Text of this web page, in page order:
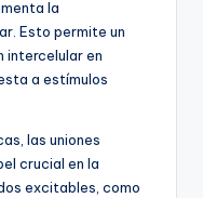
la
Esto permite un
intercelular en
a estímulos
las uniones
crucial en la
excitables, como